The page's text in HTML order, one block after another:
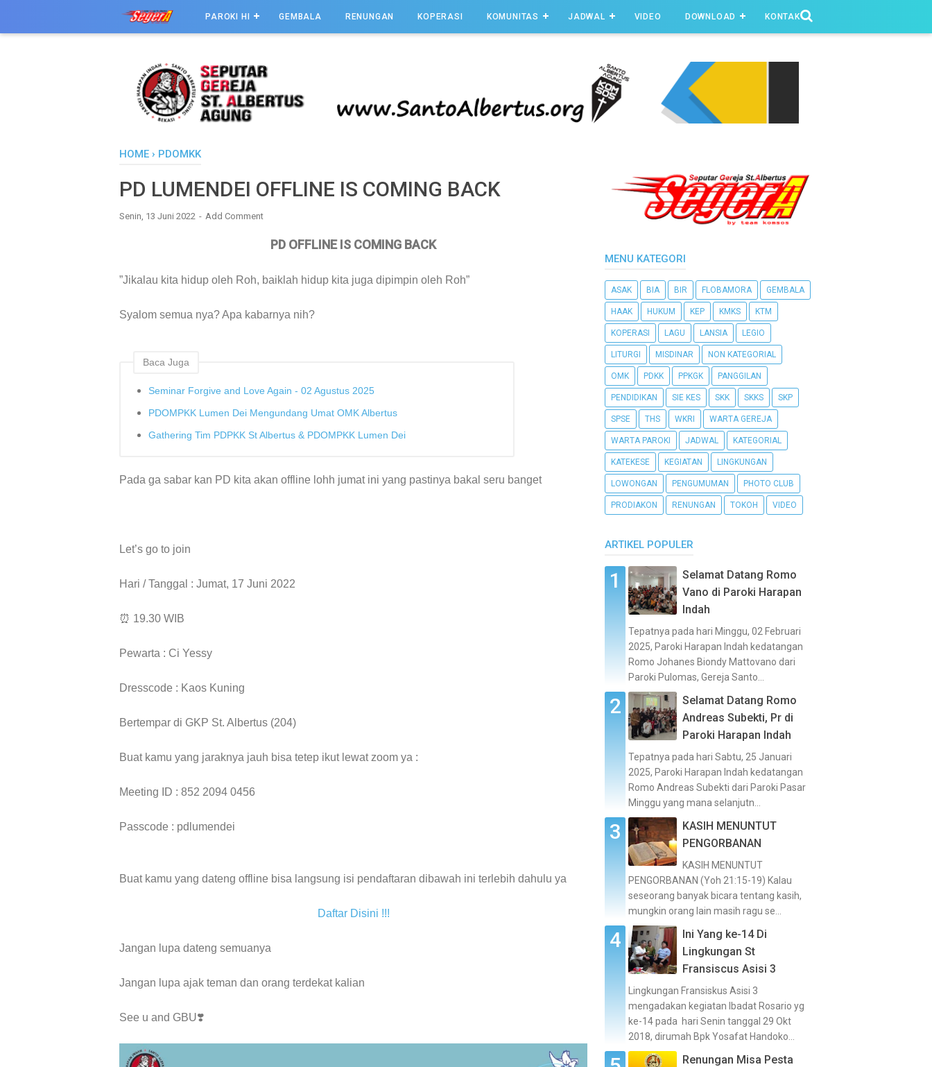
PAROKI HI GEMBALA RENUNGAN KOPERASI KOMUNITAS JADWAL VIDEO DOWNLOAD KONTAK
HOME › PDOMKK
PD LUMENDEI OFFLINE IS COMING BACK
Senin, 13 Juni 2022 Add Comment
PD OFFLINE IS COMING BACK
”Jikalau kita hidup oleh Roh, baiklah hidup kita juga dipimpin oleh Roh”
Syalom semua nya? Apa kabarnya nih?
Baca Juga
Seminar Forgive and Love Again - 02 Agustus 2025
PDOMPKK Lumen Dei Mengundang Umat OMK Albertus
Gathering Tim PDPKK St Albertus & PDOMPKK Lumen Dei
Pada ga sabar kan PD kita akan offline lohh jumat ini yang pastinya bakal seru banget
Let’s go to join
Hari / Tanggal : Jumat, 17 Juni 2022
⏰ 19.30 WIB
P️ewarta : Ci Yessy
Dresscode : Kaos Kuning
Bertempar di GKP St. Albertus (204)
Buat kamu yang jaraknya jauh bisa tetep ikut lewat zoom ya :
Meeting ID : 852 2094 0456
Passcode : pdlumendei
Buat kamu yang dateng offline bisa langsung isi pendaftaran dibawah ini terlebih dahulu ya
Daftar Disini !!!
Jangan lupa dateng semuanya
Jangan lupa ajak teman dan orang terdekat kalian
See u and GBU❣️
MENU KATEGORI
ASAK BIA BIR FLOBAMORA GEMBALA
HAAK HUKUM KEP KMKS KTM
KOPERASI LAGU LANSIA LEGIO
LITURGI MISDINAR NON KATEGORIAL
OMK PDKK PPKGK PANGGILAN
PENDIDIKAN SIE KES SKK SKKS SKP
SPSE THS WKRI WARTA GEREJA
WARTA PAROKI JADWAL KATEGORIAL
KATEKESE KEGIATAN LINGKUNGAN
LOWONGAN PENGUMUMAN PHOTO CLUB
PRODIAKON RENUNGAN TOKOH VIDEO
ARTIKEL POPULER
Selamat Datang Romo
Vano di Paroki Harapan
Indah
Tepatnya pada hari Minggu, 02 Februari
2025, Paroki Harapan Indah kedatangan
Romo Johanes Biondy Mattovano dari
Paroki Pulomas, Gereja Santo...
Selamat Datang Romo
Andreas Subekti, Pr di
Paroki Harapan Indah
Tepatnya pada hari Sabtu, 25 Januari
2025, Paroki Harapan Indah kedatangan
Romo Andreas Subekti dari Paroki Pasar
Minggu yang mana selanjutn...
KASIH MENUNTUT
PENGORBANAN
KASIH MENUNTUT
PENGORBANAN (Yoh 21:15-19) Kalau
seseorang banyak bicara tentang kasih,
mungkin orang lain masih ragu se...
Ini Yang ke-14 Di
Lingkungan St
Fransiscus Asisi 3
Lingkungan Fransiskus Asisi 3
mengadakan kegiatan Ibadat Rosario yg
ke-14 pada hari Senin tanggal 29 Okt
2018, dirumah Bpk Yosafat Handoko...
Renungan Misa Pesta